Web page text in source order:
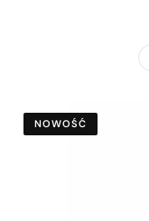
NOWOŚĆ